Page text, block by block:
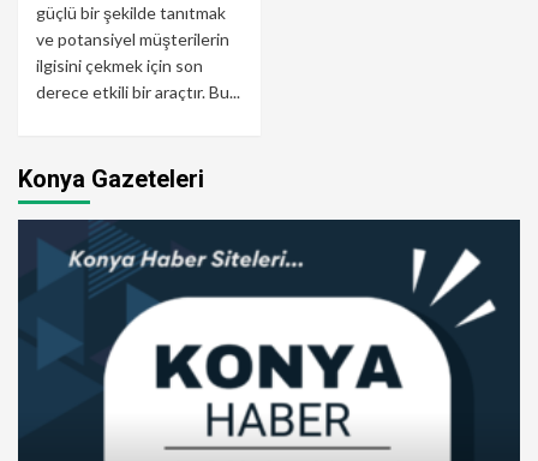
güçlü bir şekilde tanıtmak
ve potansiyel müşterilerin
ilgisini çekmek için son
derece etkili bir araçtır. Bu...
Konya Gazeteleri